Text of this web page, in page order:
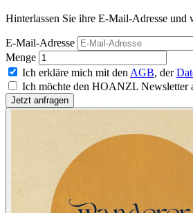
Hinterlassen Sie ihre E-Mail-Adresse
E-Mail-Adresse
Menge
Ich erkläre mich mit den AGB, der
Ich möchte den HOANZL Newsletter